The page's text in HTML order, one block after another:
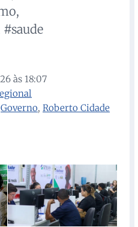
às 18:07
Governo, Roberto Cidade